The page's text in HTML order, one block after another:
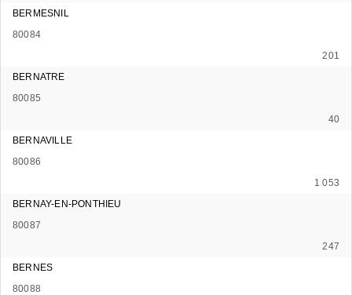
BERMESNIL
80084
201
BERNATRE
80085
40
BERNAVILLE
80086
1 053
BERNAY-EN-PONTHIEU
80087
247
BERNES
80088